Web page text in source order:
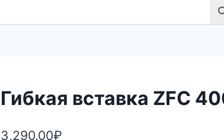
Гибкая вставка ZFC
3,290.00₽